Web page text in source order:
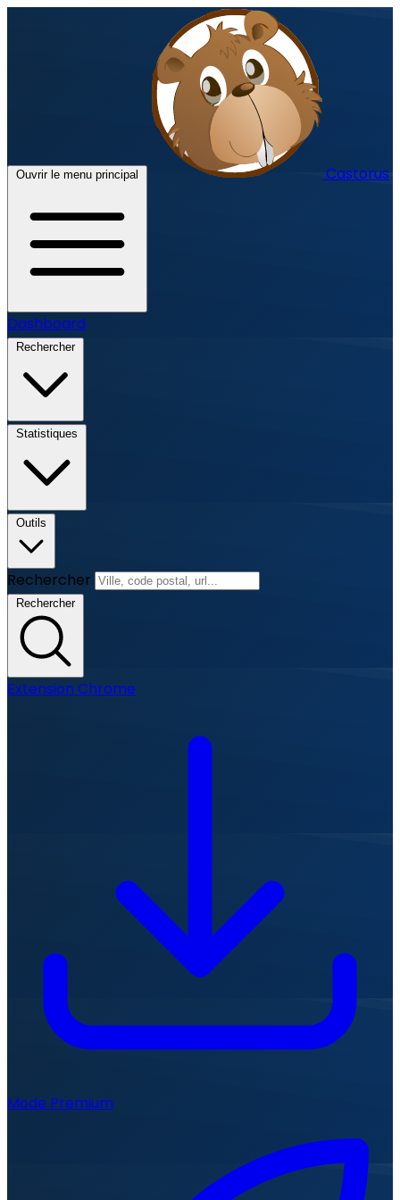
Ouvrir le menu principal Castorus
Dashboard
Rechercher
Statistiques
Outils
Rechercher
Rechercher
Extension Chrome
Mode Premium